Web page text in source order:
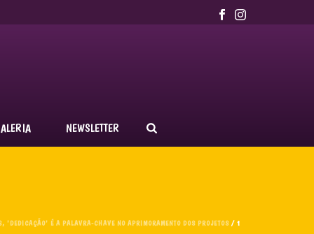
NEWSLETTER
'DEDICAÇÃO' É A PALAVRA-CHAVE NO APRIMORAMENTO DOS PROJETOS / 1